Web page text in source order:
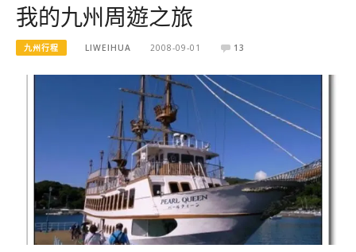
我的九州周遊之旅
九州行程 LIWEIHUA 2008-09-01 13